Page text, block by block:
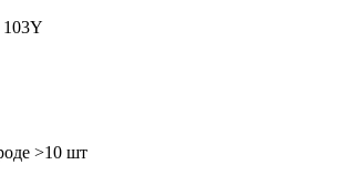
103Y
>10 шт